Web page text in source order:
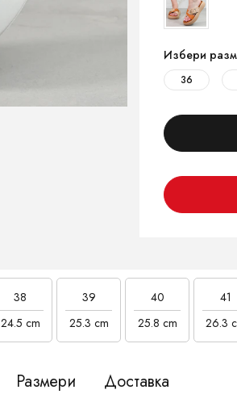
Избери
36
38
24.5 cm
39
25.3 cm
40
25.8 cm
41
26.3
Размери Доставка